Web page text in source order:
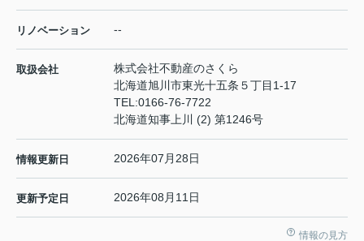
リノベーション --
取扱会社
株式会社不動産のさくら
北海道旭川市東光十五条５丁目1-17
TEL:0166-76-7722
北海道知事上川 (2) 第1246号
情報更新日 2026年07月28日
更新予定日 2026年08月11日
情報の見方